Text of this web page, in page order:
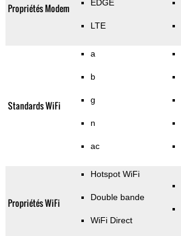
Propriétés Modem EDGE
LTE
Standards WiFi
a
b
g
n
ac
Propriétés WiFi
Hotspot WiFi
Double bande
WiFi Direct